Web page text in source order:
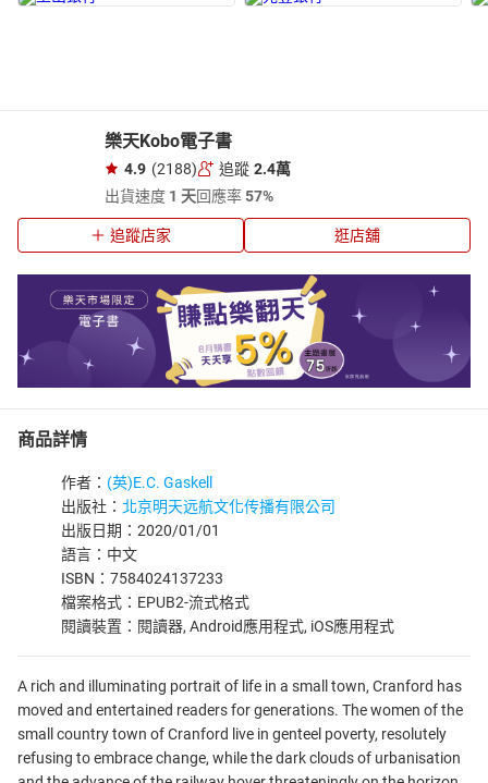
樂天Kobo電子書
4.9 (2188) 追蹤 2.4萬
出貨速度 1 天回應率57%
追蹤店家 逛店舖
商品詳情
作者： (英)E.C. Gaskell
出版社： 北京明天远航文化传播有限公司
出版日期：2020/01/01
語言：中文
ISBN：7584024137233
檔案格式：EPUB2-流式格式
閱讀裝置：閱讀器, Android應用程式, iOS應用程式
A rich and illuminating portrait of life in a small town, Cranford has
moved and entertained readers for generations. The women of the
small country town of Cranford live in genteel poverty, resolutely
refusing to embrace change, while the dark clouds of urbanisation